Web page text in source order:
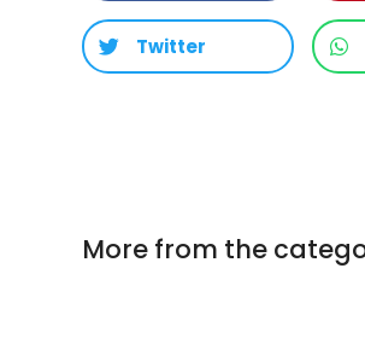
Twitter
More from the